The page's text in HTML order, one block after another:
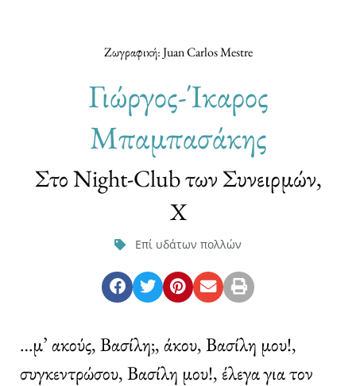
Ζωγραφική: Juan Carlos Mestre
Γιώργος-Ίκαρος
Μπαμπασάκης
Στο Night-Club των Συνειρμών,
X
Επί υδάτων πολλών
…μ’ ακούς, Βασίλη;, άκου, Βασίλη μου!,
συγκεντρώσου, Βασίλη μου!, έλεγα για τον